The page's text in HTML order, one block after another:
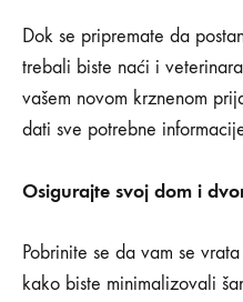
Dok se pripremate da
trebali biste naći i
vašem novom krznenom
dati sve potrebne
Osigurajte svoj dom i
Pobrinite se da vam se
kako biste minimalizovali